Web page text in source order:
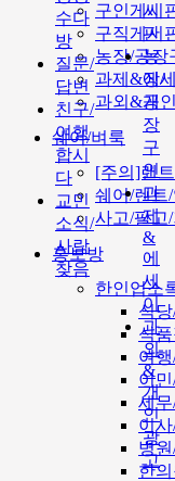
구인게시
구직게시
농장/공장
과제&에세
과외&개
쉐어/벼룩
[주의]랜트
쉐어/렌트
사고/팔고
홍보방
한인업소
식
식
여
이
세무
이
병
한
수다
방
질문/
답변
친구/
여행
합시
다
교민
소식/
사람
찾음
시
판
농
장/
공
장
구
인
과
제
&
에
세
이
과
외
&
개
인
광
고